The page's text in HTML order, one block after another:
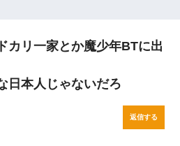
カリ一家とか魔少年BTに出
日本人じゃないだろ
返信する